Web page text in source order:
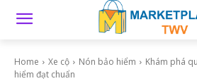
Home Xe cộ Nón bảo hiểm
Khám phá
hiểm đạt chuẩn